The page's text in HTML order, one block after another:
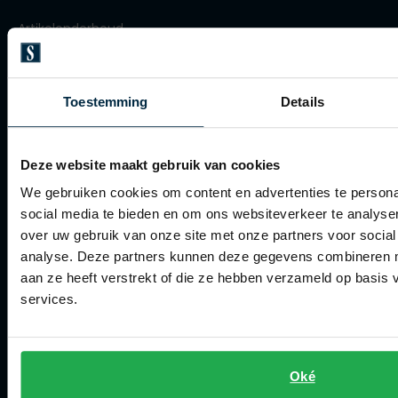
Toestemming Details
Deze website maakt gebruik van cookies
We gebruiken cookies om content en advertenties te
social media te bieden en om ons websiteverkeer te
over uw gebruik van onze site met onze partners voor
analyse. Deze partners kunnen deze gegevens combineren
aan ze heeft verstrekt of die ze hebben verzameld op basis
services.
Oké
Olymp
People of Shibuya
PME Legend
Pierre Cardin
Polo Ralph Lauren
Portofino
Profuomo
R2
Replay
Artikelonderhoud
Winkel
Contact webshop
Spierings Herenmode
Over Spierings
Collecties herenkleding